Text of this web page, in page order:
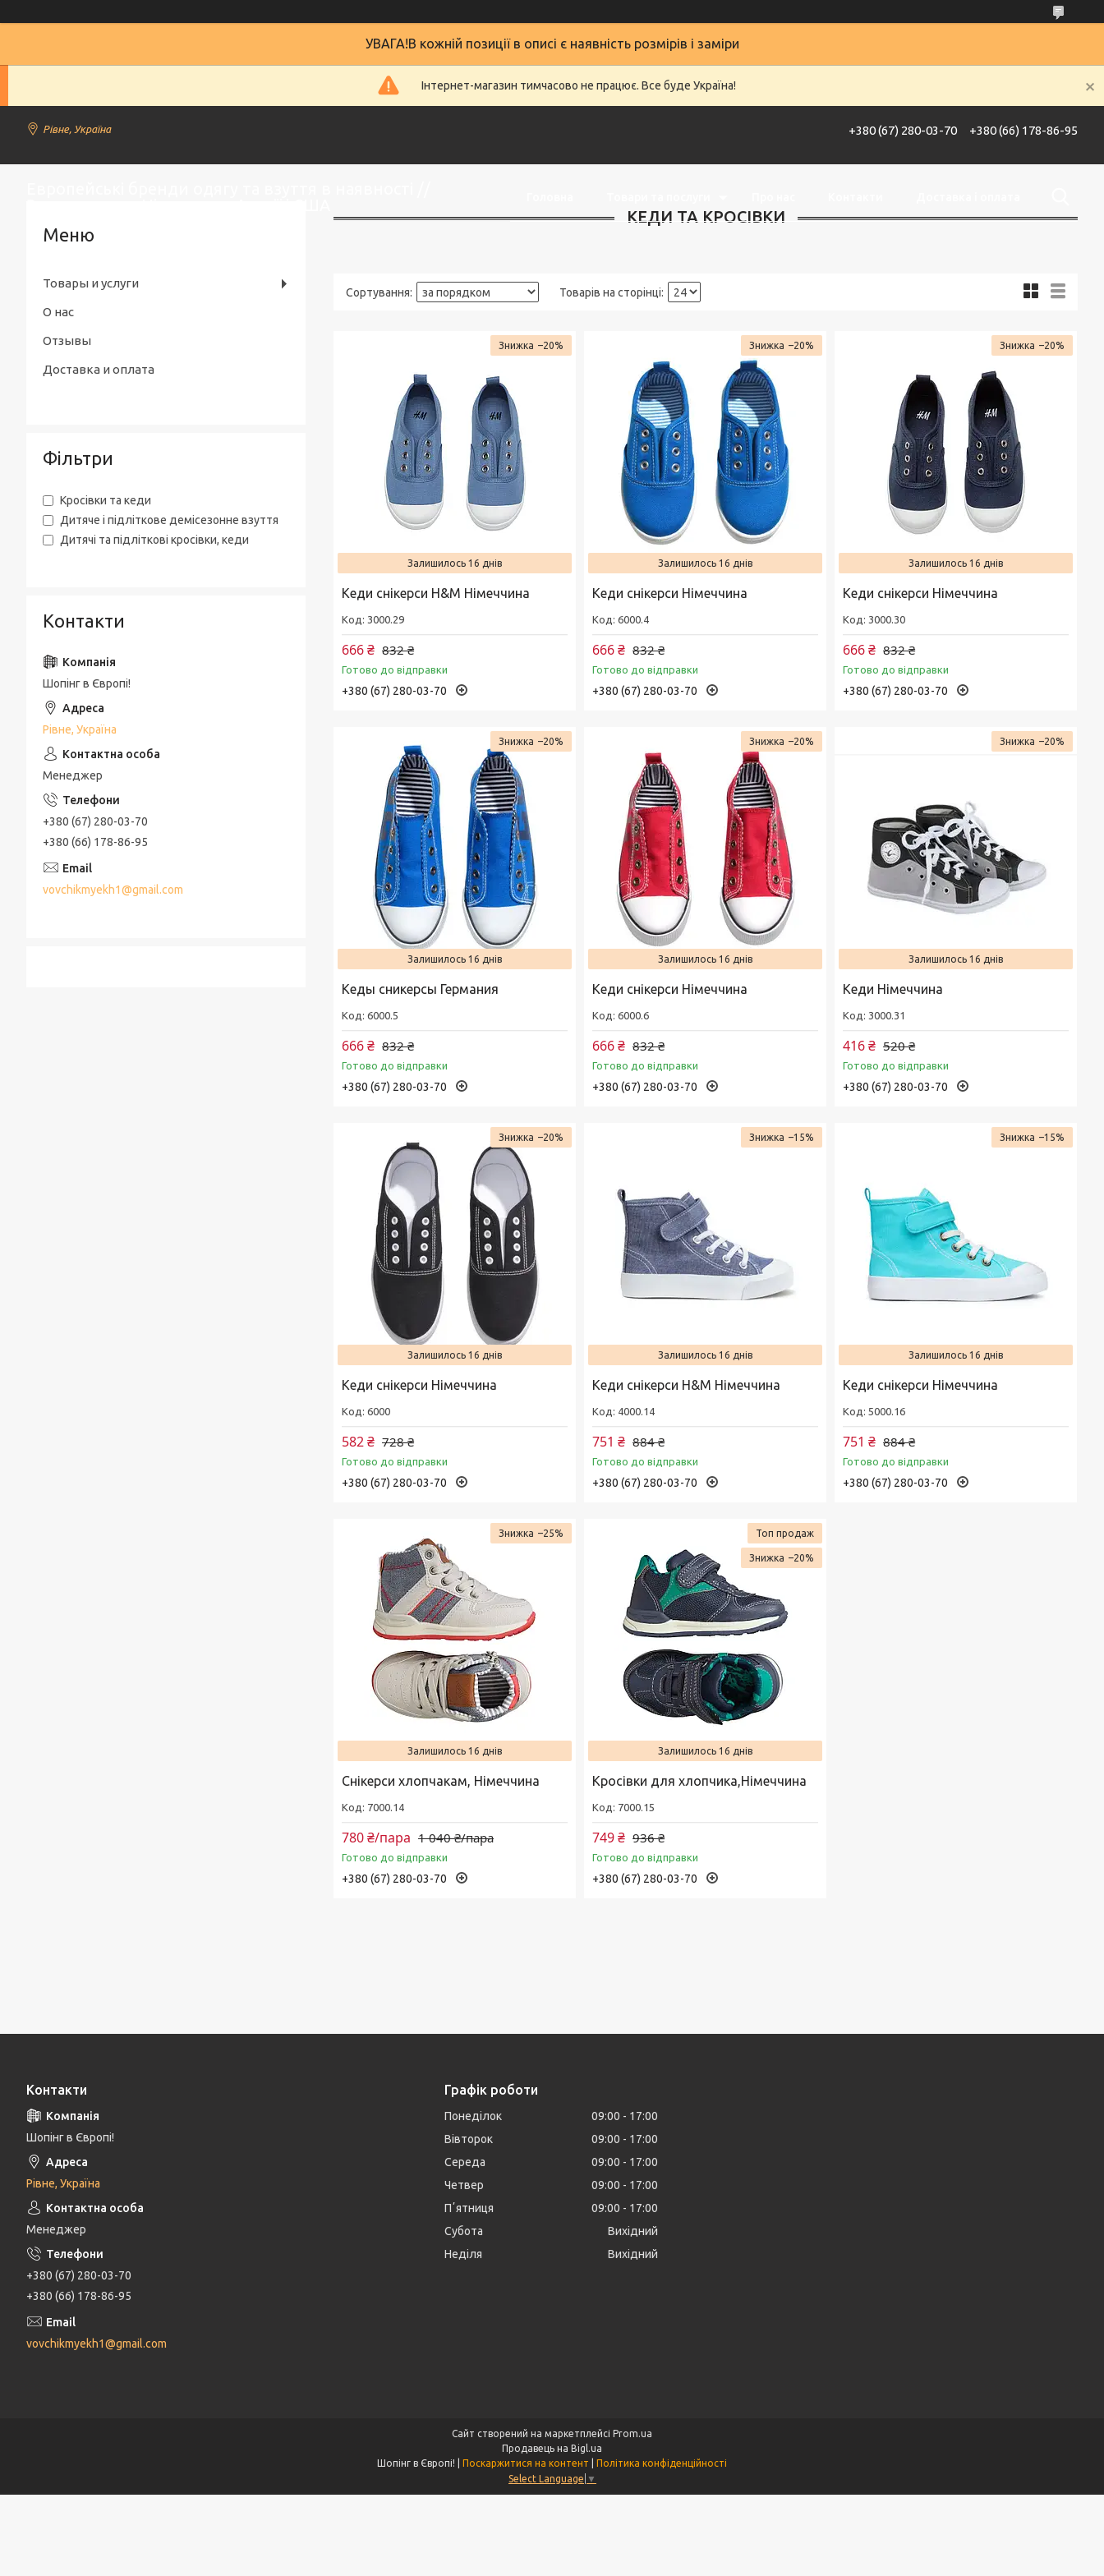
УВАГА!В кожній позиції в описі є наявність розмірів і заміри
Інтернет-магазин тимчасово не працює. Все буде Україна!
Рівне, Україна +380 (67) 280-03-70 +380 (66) 178-86-95
КЕДИ ТА КРОСІВКИ
–20%
Залишилось 16 днів
Кеди снікерси H&M Німеччина
3000.29
832 ₴
666 ₴
Готово до відправки
+380 (67) 280-03-70
–20%
Залишилось 16 днів
Кеди снікерси Німеччина
6000.4
832 ₴
666 ₴
Готово до відправки
+380 (67) 280-03-70
–20%
Залишилось 16 днів
Кеди снікерси Німеччина
3000.30
832 ₴
666 ₴
Готово до відправки
+380 (67) 280-03-70
–20%
Залишилось 16 днів
Кеды сникерсы Германия
6000.5
832 ₴
666 ₴
Готово до відправки
+380 (67) 280-03-70
–20%
Залишилось 16 днів
Кеди снікерси Німеччина
6000.6
832 ₴
666 ₴
Готово до відправки
+380 (67) 280-03-70
–20%
Залишилось 16 днів
Кеди Німеччина
3000.31
520 ₴
416 ₴
Готово до відправки
+380 (67) 280-03-70
–20%
Залишилось 16 днів
Кеди снікерси Німеччина
6000
728 ₴
582 ₴
Готово до відправки
+380 (67) 280-03-70
–15%
Залишилось 16 днів
Кеди снікерси H&M Німеччина
4000.14
884 ₴
751 ₴
Готово до відправки
+380 (67) 280-03-70
–15%
Залишилось 16 днів
Кеди снікерси Німеччина
5000.16
884 ₴
751 ₴
Готово до відправки
+380 (67) 280-03-70
–25%
Залишилось 16 днів
Снікерси хлопчакам, Німеччина
7000.14
1 040 ₴/пара
780 ₴/пара
Готово до відправки
+380 (67) 280-03-70
Топ продаж
–20%
Залишилось 16 днів
Кросівки для хлопчика,Німеччина
7000.15
936 ₴
749 ₴
Готово до відправки
+380 (67) 280-03-70
Товары и услуги
О нас
Отзывы
Доставка и оплата
Фільтри
Кросівки та кеди
Дитяче і підліткове демісезонне взуття
Дитячі та підліткові кросівки, кеди
Контакти
Шопінг в Європі!
Рівне, Україна
Менеджер
+380 (67) 280-03-70
+380 (66) 178-86-95
vovchikmyekh1@gmail.com
Контакти
Шопінг в Європі!
Рівне, Україна
Менеджер
+380 (67) 280-03-70
+380 (66) 178-86-95
vovchikmyekh1@gmail.com
Графік роботи
Понеділок 09:00
17:00
Вівторок
09:00
17:00
Середа
09:00
17:00
Четвер
09:00
17:00
Пʼятниця
09:00
17:00
Субота
Вихідний
Неділя
Вихідний
Сайт створений на маркетплейсі Prom.ua
Продавець на Bigl.ua
Поскаржитися на контент
Політика конфіденційності
Select Language ▼